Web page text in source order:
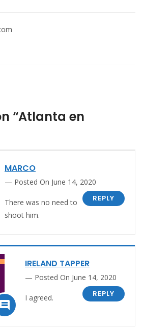
“Atlanta en
MARCO
Posted On June 14, 2020
REPLY
There was no need to
shoot him.

IRELAND TAPPER
Posted On June 14, 2020
REPLY
I agreed.